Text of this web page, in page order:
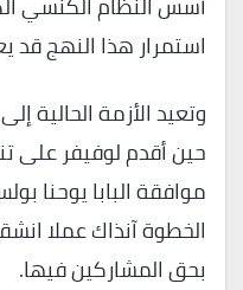
استمرار هذا النهج قد
حين أقدم لوفيفر على
موافقة البابا يوحنا
الخطوة آنذاك عملا
بحق المشاركين فيها.